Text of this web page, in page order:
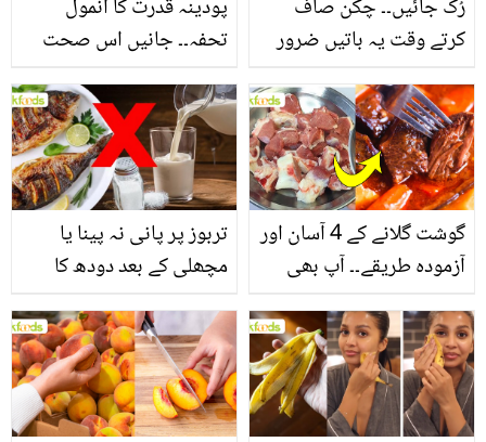
پودینہ قدرت کا انمول
تحفہ۔۔ جانیں اس صحت
انگیز طبی فوائد
رُک جائیں۔۔ چکن صاف
کرتے وقت یہ باتیں ضرور
تربوز پر پانی نہ پینا یا
مچھلی کے بعد دودھ کا
سے متعلق غلط فہمیوں کی
حقیقت کیا ہے اور افواہ
کیا؟
گوشت گلانے کے 4 آسان اور
آزمودہ طریقے۔۔ آپ بھی
بتائے راز